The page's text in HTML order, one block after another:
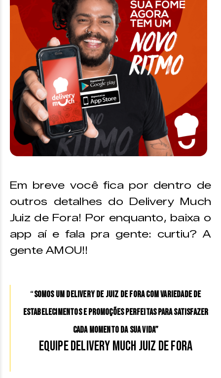
Em breve você fica por dentro de
outros detalhes do Delivery Much
Juiz de Fora! Por enquanto, baixa o
app aí e fala pra gente: curtiu? A
gente AMOU!!
“Somos um delivery de Juiz de Fora com variedade de
estabelecimentos e promoções perfeitas para satisfazer
cada momento da sua vida”
Equipe Delivery Much Juiz de Fora